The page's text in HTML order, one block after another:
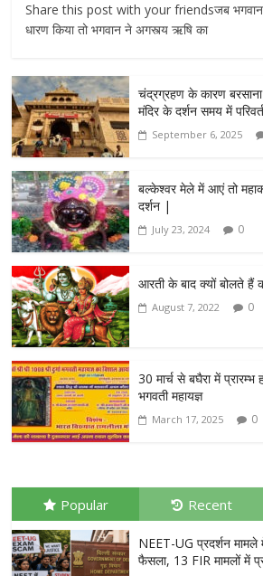
Share this post with your friendsजब भगवान
धारण किया तो भगवान ने अगस्त्य ऋषि का
चंद्रग्रहण के कारण
मंदिर के दर्शन समय में
September 6, 2025
बल्केश्वर मेले में आएं तो
दर्शन |
July 23, 2024 0
आरती के बाद क्यों बोलते हैं
August 7, 2022 0
30 मार्च से बघैरा में प्रारम्भ
भगवती महायज्ञ
March 17, 2025 0
Popular Recent
NEET-UG प्रदर्शन मामले
फैसला, 13 FIR मामलों में